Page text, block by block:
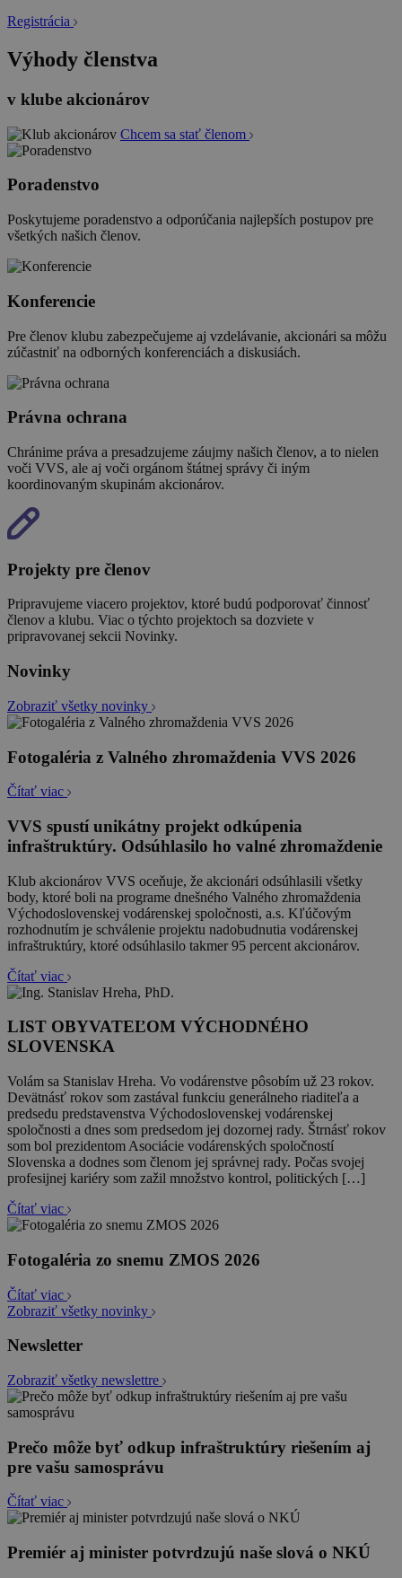
Registrácia
Výhody členstva
v klube akcionárov
Chcem sa stať členom
Poradenstvo
Poskytujeme poradenstvo a odporúčania najlepších postupov pre
všetkých našich členov.
Konferencie
Pre členov klubu zabezpečujeme aj vzdelávanie, akcionári sa môžu
zúčastniť na odborných konferenciách a diskusiách.
Právna ochrana
Chránime práva a presadzujeme záujmy našich členov, a to nielen
voči VVS, ale aj voči orgánom štátnej správy či iným
koordinovaným skupinám akcionárov.
Projekty pre členov
Pripravujeme viacero projektov, ktoré budú podporovať činnosť
členov a klubu. Viac o týchto projektoch sa dozviete v
pripravovanej sekcii Novinky.
Novinky
Zobraziť všetky novinky
Fotogaléria z Valného zhromaždenia VVS 2026
Čítať viac
VVS spustí unikátny projekt odkúpenia
infraštruktúry. Odsúhlasilo ho valné zhromaždenie
Klub akcionárov VVS oceňuje, že akcionári odsúhlasili všetky
body, ktoré boli na programe dnešného Valného zhromaždenia
Východoslovenskej vodárenskej spoločnosti, a.s. Kľúčovým
rozhodnutím je schválenie projektu nadobudnutia vodárenskej
infraštruktúry, ktoré odsúhlasilo takmer 95 percent akcionárov.
Čítať viac
LIST OBYVATEĽOM VÝCHODNÉHO
SLOVENSKA
Volám sa Stanislav Hreha. Vo vodárenstve pôsobím už 23 rokov.
Devätnásť rokov som zastával funkciu generálneho riaditeľa a
predsedu predstavenstva Východoslovenskej vodárenskej
spoločnosti a dnes som predsedom jej dozornej rady. Štrnásť rokov
som bol prezidentom Asociácie vodárenských spoločností
Slovenska a dodnes som členom jej správnej rady. Počas svojej
profesijnej kariéry som zažil množstvo kontrol, politických […]
Čítať viac
Fotogaléria zo snemu ZMOS 2026
Čítať viac
Zobraziť všetky novinky
Newsletter
Zobraziť všetky newslettre
Prečo môže byť odkup infraštruktúry riešením aj
pre vašu samosprávu
Čítať viac
Premiér aj minister potvrdzujú naše slová o NKÚ